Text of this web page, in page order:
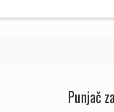
Punjač